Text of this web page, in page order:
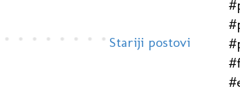
Stariji postovi